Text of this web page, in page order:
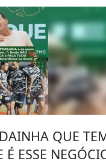
QUE
É ESSE